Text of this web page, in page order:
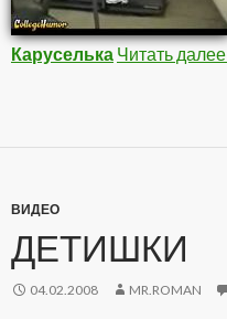
Каруселька Читать далее
ВИДЕО
ДЕТИШКИ
04.02.2008 MR.ROMAN